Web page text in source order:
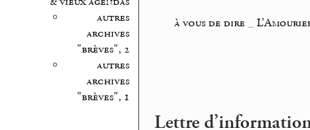
autres
archives
"brèves", 2
autres
archives
"brèves", 1
à vous de dire_
Lettre